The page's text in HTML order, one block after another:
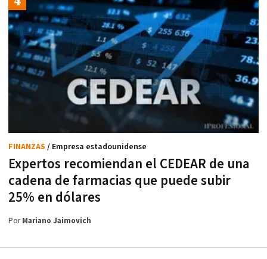
Expertos recomiendan el CEDEAR de una
cadena de farmacias que puede subir
25% en dólares
FINANZAS / Empresa estadounidense
PorMariano Jaimovich